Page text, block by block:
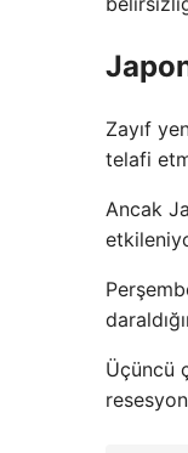
Zayıf
telafi
Ancak
Üçüncü